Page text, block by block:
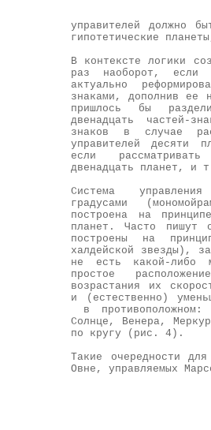
управителей должно
гипотетические
В контексте логики
раз наоборот, если
актуально
знаками, дополнив ее
пришлось бы
двенадцать частей-
знаков в случае
управителей
если
двенадцать планет, и
Система
градусами
построена на
планет. Часто пишут
построены на
халдейской звезды),
не есть какой-либо
простое
возрастания их
и (естественно)
в
Солнце, Венера,
по кругу (рис. 4).
Такие очередности
Овне, управляемых